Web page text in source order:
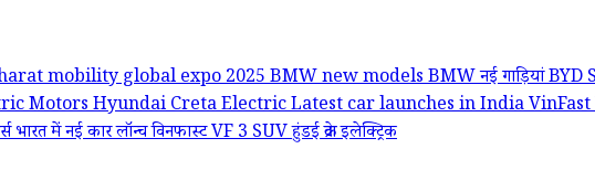
mobility global expo 2025BMW new modelsBMW नई गाड़ियांBYD
MotorsHyundai Creta ElectricLatest car launches in India
भारत में नई कार लॉन्चविनफास्ट VF 3 SUVहुंडई क्रेटा इलेक्ट्रिक